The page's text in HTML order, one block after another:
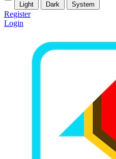
Light Dark System
Register
Login